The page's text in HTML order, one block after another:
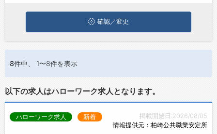
確認／変更
8件中、 1〜8件を表示
以下の求人はハローワーク求人となります。
掲載開始日:2026/08/05
情報提供元：柏崎公共職業安定所
ハローワーク求人 新着